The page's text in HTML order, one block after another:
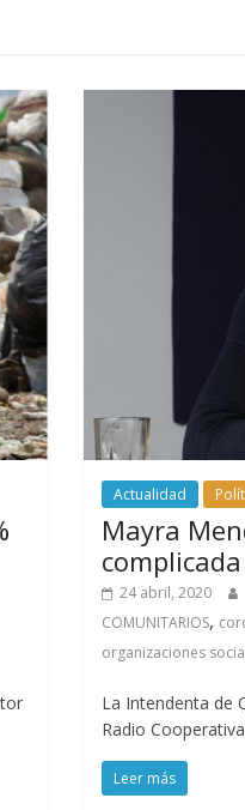
Actualidad
Mayra
24 abril, 2020
COMUNITARIOS,
organizaciones
La Intendenta de
Radio
Leer más